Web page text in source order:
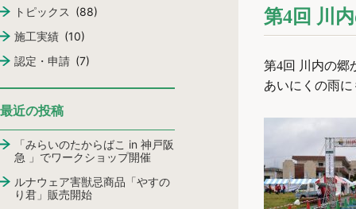
第4回 川
第4回 川内の郷
あいにくの雨
トピックス (88)
施工実績 (10)
認定・申請 (7)
最近の投稿
「みらいのたからばこ in 神戸阪
急 」でワークショップ開催
ルナウェア害獣忌商品「やすの
り君」販売開始